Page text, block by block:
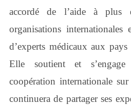
accordé de l’aide à
organisations
d’experts médicaux aux
Elle soutient et
coopération internationale
continuera de partager ses